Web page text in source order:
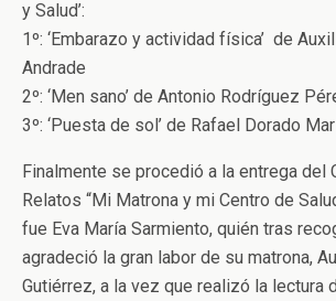
y Salud’:
1º: ‘Embarazo y actividad física’ de
Andrade
2º: ‘Men sano’ de Antonio Rodríguez
3º: ‘Puesta de sol’ de Rafael Dorado
Finalmente se procedió a la entrega del
Relatos “Mi Matrona y mi Centro de
fue Eva María Sarmiento, quién tras
agradeció la gran labor de su matrona,
Gutiérrez, a la vez que realizó la lectura